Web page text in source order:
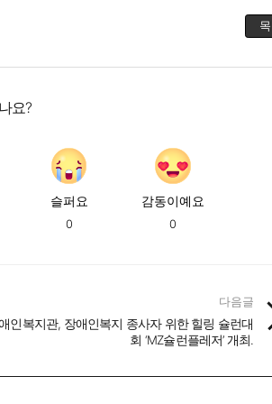
요?
슬퍼요
0
감동이예요
0
다음글
인복지관, 장애인복지 종사자 위한 힐링 슐런대
회 ‘MZ슐런플레저’ 개최.